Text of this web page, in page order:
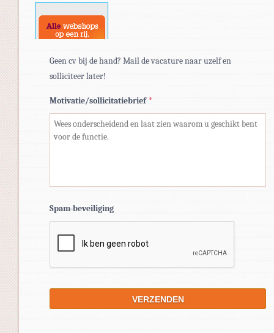
docx.
Geen cv bij de hand? Mail de vacature naar uzelf en
solliciteer later!
Motivatie/sollicitatiebrief *
Spam-beveiliging